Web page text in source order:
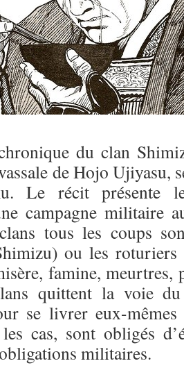
du clan
de Hojo Ujiyasu,
Le récit présente
campagne militaire
tous les coups
ou les
famine, meurtres,
quittent la voie
se livrer eux-
cas, sont obligés
militaires.